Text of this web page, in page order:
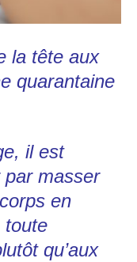
la tête aux
quarantaine
il est
masser
en
toute
qu’aux